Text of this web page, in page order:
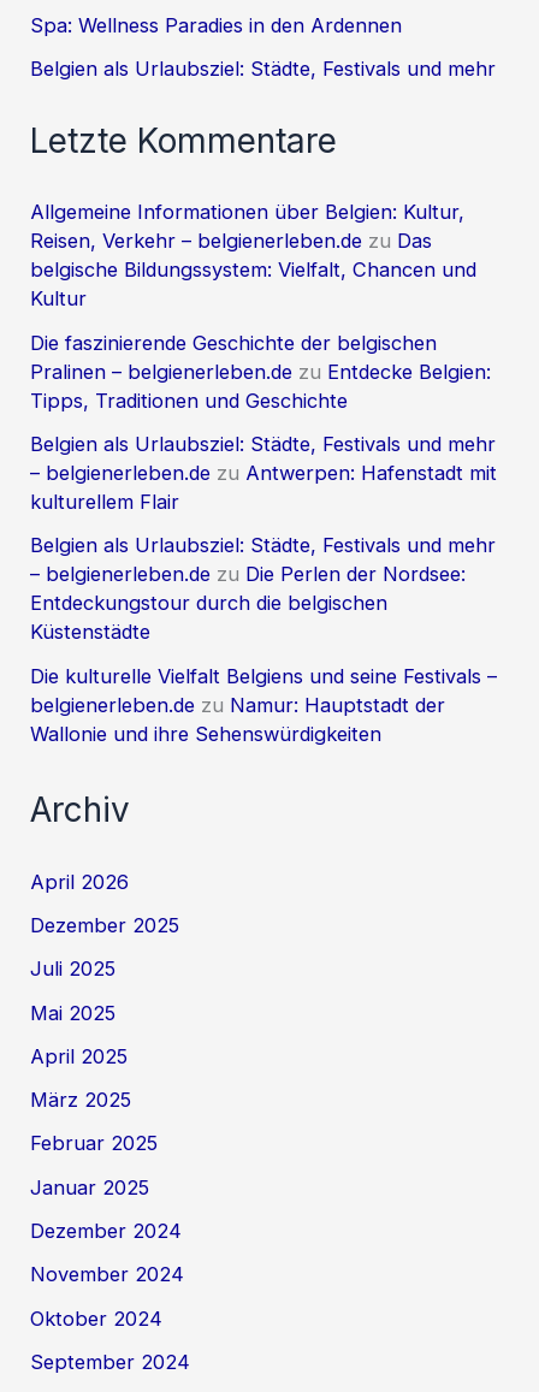
Spa: Wellness Paradies in den Ardennen
Belgien als Urlaubsziel: Städte, Festivals und mehr
Letzte Kommentare
Allgemeine Informationen über Belgien: Kultur,
Reisen, Verkehr – belgienerleben.de zu Das
belgische Bildungssystem: Vielfalt, Chancen und
Kultur
Die faszinierende Geschichte der belgischen
Pralinen – belgienerleben.de zu Entdecke Belgien:
Tipps, Traditionen und Geschichte
Belgien als Urlaubsziel: Städte, Festivals und mehr
– belgienerleben.de zu Antwerpen: Hafenstadt mit
kulturellem Flair
Belgien als Urlaubsziel: Städte, Festivals und mehr
– belgienerleben.de zu Die Perlen der Nordsee:
Entdeckungstour durch die belgischen
Küstenstädte
Die kulturelle Vielfalt Belgiens und seine Festivals –
belgienerleben.de zu Namur: Hauptstadt der
Wallonie und ihre Sehenswürdigkeiten
Archiv
April 2026
Dezember 2025
Juli 2025
Mai 2025
April 2025
März 2025
Februar 2025
Januar 2025
Dezember 2024
November 2024
Oktober 2024
September 2024